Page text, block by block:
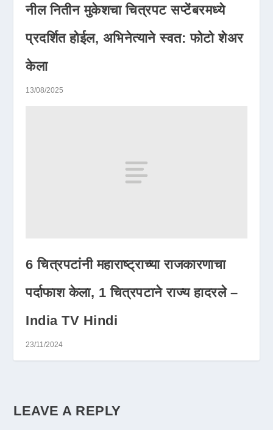
नील नितीन मुकेशचा चित्रपट सप्टेंबरमध्ये
प्रदर्शित होईल, अभिनेत्याने स्वत: फोटो शेअर
केला
13/08/2025
6 चित्रपटांनी महाराष्ट्राच्या राजकारणाचा
पर्दाफाश केला, 1 चित्रपटाने राज्य हादरले –
India TV Hindi
23/11/2024
LEAVE A REPLY